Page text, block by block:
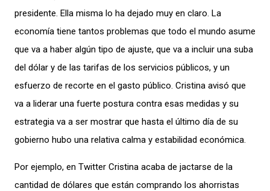
presidente. Ella misma lo ha dejado muy en claro. La
economía tiene tantos problemas que todo el mundo asume
que va a haber algún tipo de ajuste, que va a incluir una suba
del dólar y de las tarifas de los servicios públicos, y un
esfuerzo de recorte en el gasto público. Cristina avisó que
va a liderar una fuerte postura contra esas medidas y su
estrategia va a ser mostrar que hasta el último día de su
gobierno hubo una relativa calma y estabilidad económica.
Por ejemplo, en Twitter Cristina acaba de jactarse de la
cantidad de dólares que están comprando los ahorristas